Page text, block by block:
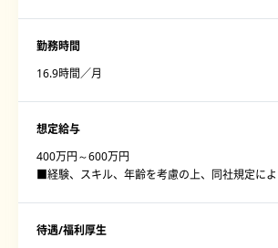
勤務時間
16.9時間／月
想定給与
400万円～600万円
■経験、スキル、年齢を考慮の上、同社規定に
待遇/福利厚生